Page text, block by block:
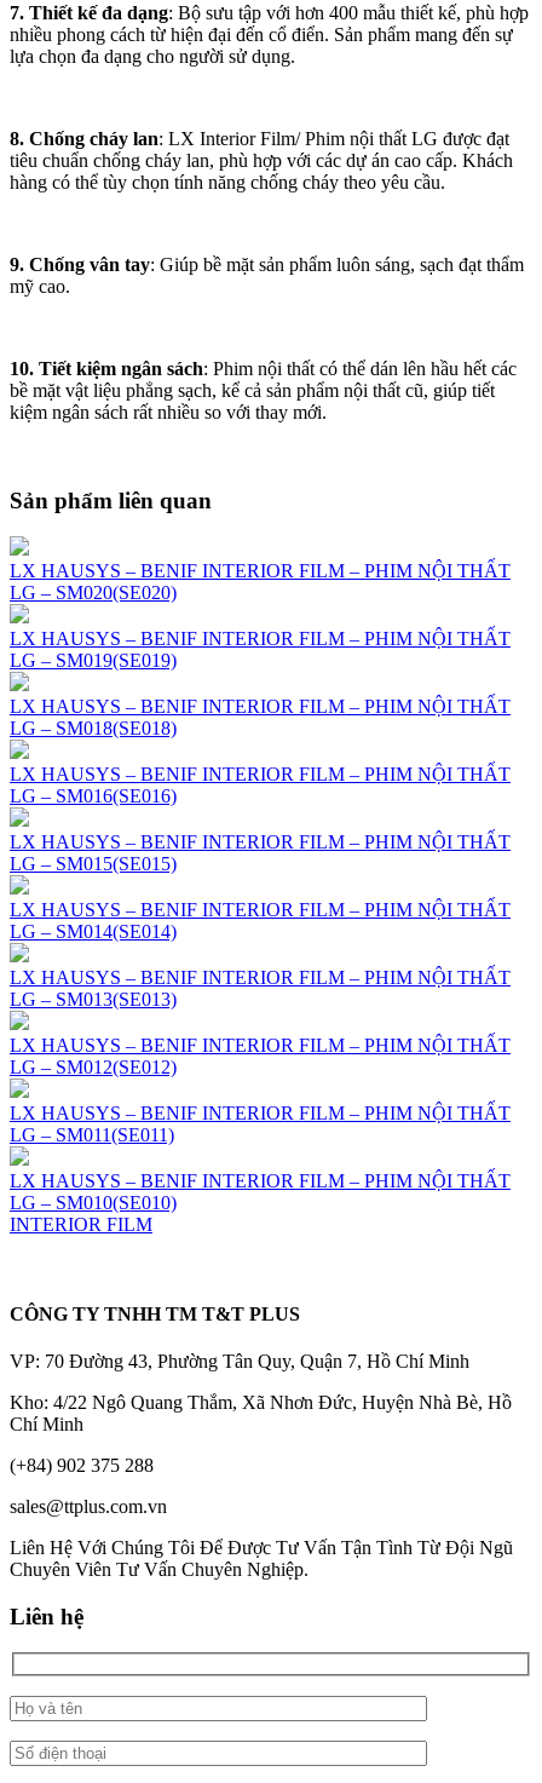
7. Thiết kế đa dạng: Bộ sưu tập với hơn 400 mẫu thiết kế, phù hợp
nhiều phong cách từ hiện đại đến cổ điển. Sản phẩm mang đến sự
lựa chọn đa dạng cho người sử dụng.
8. Chống cháy lan: LX Interior Film/ Phim nội thất LG được đạt
tiêu chuẩn chống cháy lan, phù hợp với các dự án cao cấp. Khách
hàng có thể tùy chọn tính năng chống cháy theo yêu cầu.
9. Chống vân tay: Giúp bề mặt sản phẩm luôn sáng, sạch đạt thẩm
mỹ cao.
10. Tiết kiệm ngân sách: Phim nội thất có thể dán lên hầu hết các
bề mặt vật liệu phẳng sạch, kể cả sản phẩm nội thất cũ, giúp tiết
kiệm ngân sách rất nhiều so với thay mới.
Sản phẩm liên quan
LX HAUSYS – BENIF INTERIOR FILM – PHIM NỘI THẤT
LG – SM020(SE020)
LX HAUSYS – BENIF INTERIOR FILM – PHIM NỘI THẤT
LG – SM019(SE019)
LX HAUSYS – BENIF INTERIOR FILM – PHIM NỘI THẤT
LG – SM018(SE018)
LX HAUSYS – BENIF INTERIOR FILM – PHIM NỘI THẤT
LG – SM016(SE016)
LX HAUSYS – BENIF INTERIOR FILM – PHIM NỘI THẤT
LG – SM015(SE015)
LX HAUSYS – BENIF INTERIOR FILM – PHIM NỘI THẤT
LG – SM014(SE014)
LX HAUSYS – BENIF INTERIOR FILM – PHIM NỘI THẤT
LG – SM013(SE013)
LX HAUSYS – BENIF INTERIOR FILM – PHIM NỘI THẤT
LG – SM012(SE012)
LX HAUSYS – BENIF INTERIOR FILM – PHIM NỘI THẤT
LG – SM011(SE011)
LX HAUSYS – BENIF INTERIOR FILM – PHIM NỘI THẤT
LG – SM010(SE010)
INTERIOR FILM
CÔNG TY TNHH TM T&T PLUS
VP: 70 Đường 43, Phường Tân Quy, Quận 7, Hồ Chí Minh
Kho: 4/22 Ngô Quang Thắm, Xã Nhơn Đức, Huyện Nhà Bè, Hồ
Chí Minh
(+84) 902 375 288
sales@ttplus.com.vn
Liên Hệ Với Chúng Tôi Để Được Tư Vấn Tận Tình Từ Đội Ngũ
Chuyên Viên Tư Vấn Chuyên Nghiệp.
Liên hệ